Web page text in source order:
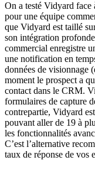
On a testé Vidyard face
pour une équipe
que Vidyard est taillé
son intégration
commercial enregistre
une notification en
données de visionnage
moment le prospect a
contact dans le CRM.
formulaires de capture
contrepartie, Vidyard
pouvant aller de 19 à
les fonctionnalités
C’est l’alternative
taux de réponse de vos